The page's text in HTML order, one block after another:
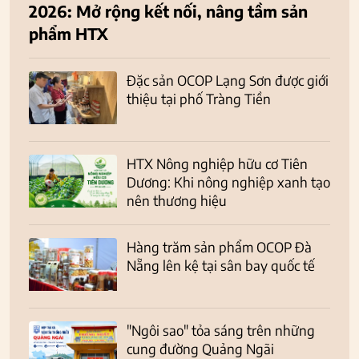
2026: Mở rộng kết nối, nâng tầm sản
phẩm HTX
Đặc sản OCOP Lạng Sơn được giới
thiệu tại phố Tràng Tiền
HTX Nông nghiệp hữu cơ Tiên
Dương: Khi nông nghiệp xanh tạo
nên thương hiệu
Hàng trăm sản phẩm OCOP Đà
Nẵng lên kệ tại sân bay quốc tế
"Ngôi sao" tỏa sáng trên những
cung đường Quảng Ngãi